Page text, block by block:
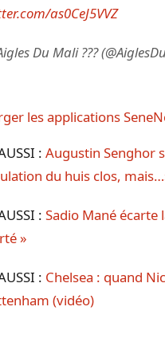
as0CeJ5VVZ
Du Mali ???
: Augustin Senghor
du huis clos,
: Sadio Mané écarte
»
: Chelsea : quand
(vidéo)